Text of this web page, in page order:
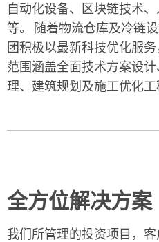
自动化设备、区块链技术
等。 随着物流仓库及冷链
团积极以最新科技优化服务
范围涵盖全面技术方案设
理、建筑规划及施工优化工
全方位解决方案
我们所管理的投资项目，